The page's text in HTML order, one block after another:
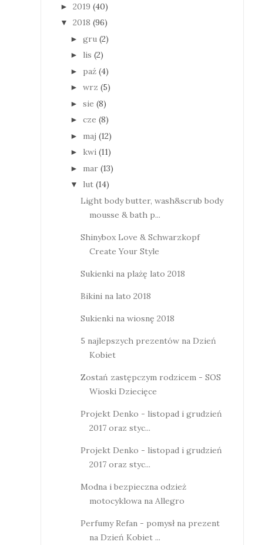
► 2019 (40)
▼ 2018 (96)
► gru (2)
► lis (2)
► paź (4)
► wrz (5)
► sie (8)
► cze (8)
► maj (12)
► kwi (11)
► mar (13)
▼ lut (14)
Light body butter, wash&scrub body
mousse & bath p...
Shinybox Love & Schwarzkopf
Create Your Style
Sukienki na plażę lato 2018
Bikini na lato 2018
Sukienki na wiosnę 2018
5 najlepszych prezentów na Dzień
Kobiet
Zostań zastępczym rodzicem - SOS
Wioski Dziecięce
Projekt Denko - listopad i grudzień
2017 oraz styc...
Projekt Denko - listopad i grudzień
2017 oraz styc...
Modna i bezpieczna odzież
motocyklowa na Allegro
Perfumy Refan - pomysł na prezent
na Dzień Kobiet ...